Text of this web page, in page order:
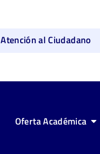
Atención al Ciudadano
Oferta Académica